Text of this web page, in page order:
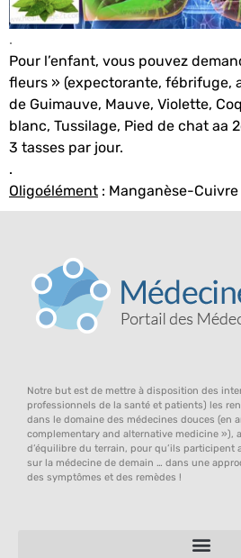
.
Pour l’enfant, vous pouvez
fleurs » (expectorante, fébrifuge,
de Guimauve, Mauve, Violette,
blanc, Tussilage, Pied de chat aa
3 tasses par jour.
.
Oligoélément : Manganèse-
Notre but est de mettre à disposition des
professionnels de la santé et patients) les
dans le domaine des médecines douces (en
complementary and alternative medicine »),
d’équilibre du terrain, pour qu’ils participent
sur la médecine de demain … dans une
des symptômes et des remèdes !